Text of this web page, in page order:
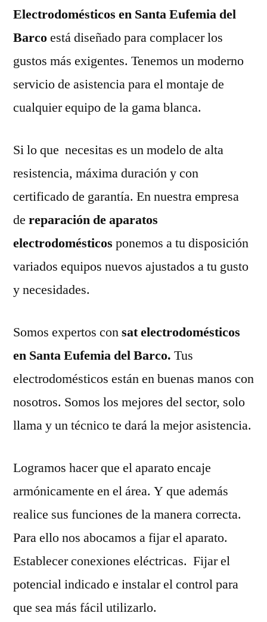
Electrodomésticos en Santa Eufemia del
Barcoestá diseñado para complacer los
gustos más exigentes. Tenemos un moderno
servicio de asistencia para el montaje de
cualquier equipo de la gama blanca.
Si lo que necesitas es un modelo de alta
resistencia, máxima duración y con
certificado de garantía. En nuestra empresa
de reparación de aparatos
electrodomésticos ponemos a tu disposición
variados equipos nuevos ajustados a tu gusto
y necesidades.
Somos expertos consat electrodomésticos
en Santa Eufemia del Barco. Tus
electrodomésticos están en buenas manos con
nosotros. Somos los mejores del sector, solo
llama y un técnico te dará la mejor asistencia.
Logramos hacer que el aparato encaje
armónicamente en el área. Y que además
realice sus funciones de la manera correcta.
Para ello nos abocamos a fijar el aparato.
Establecer conexiones eléctricas. Fijar el
potencial indicado e instalar el control para
que sea más fácil utilizarlo.